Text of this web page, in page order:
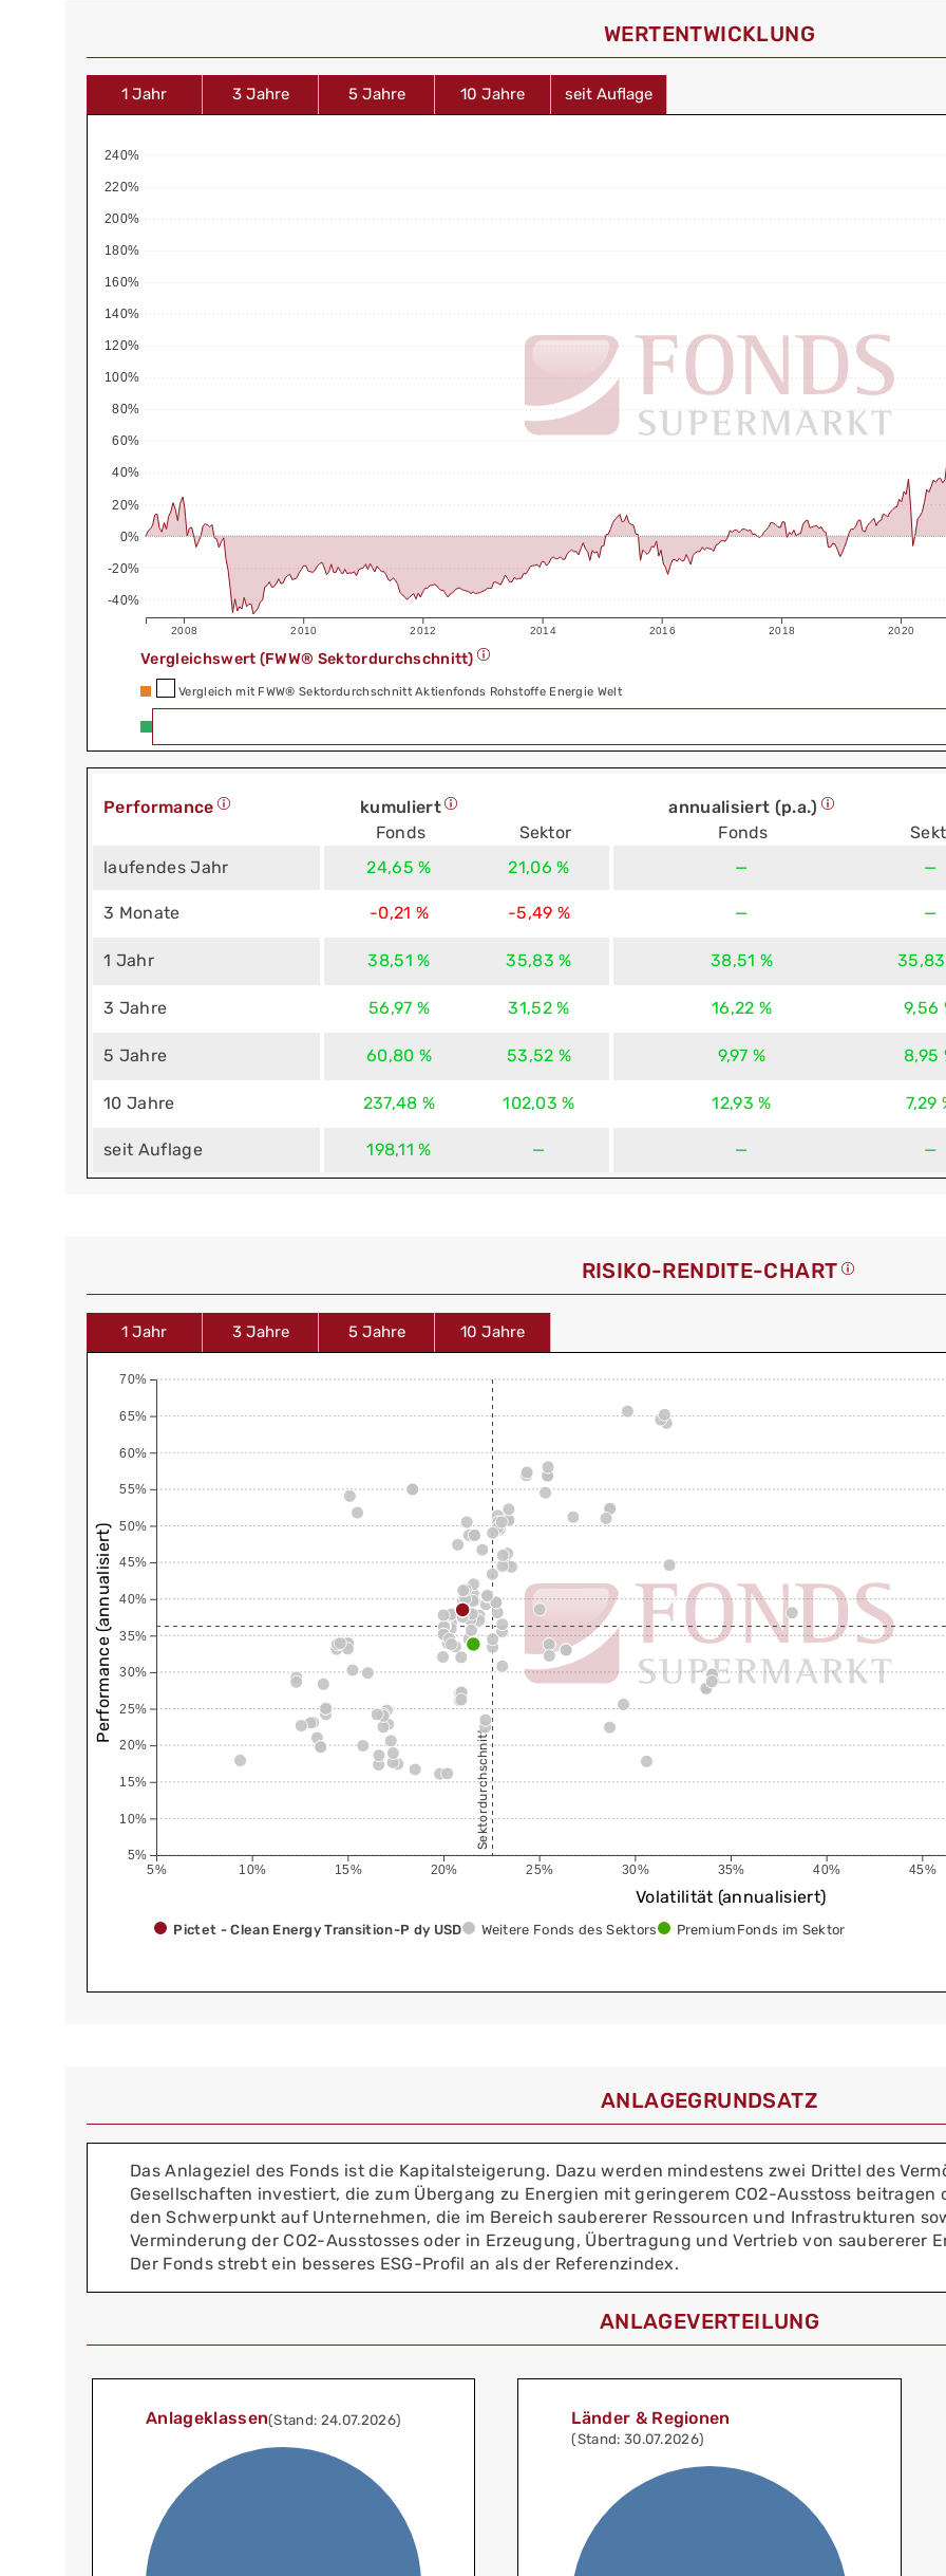
WERT­ENTWICKLUNG
1 Jahr 3 Jahre 5 Jahre 10 Jahre seit Auflage
2008 2010 2012 2014 2016 2018 2020
-40%
-20%
0%
20%
40%
60%
80%
100%
120%
140%
160%
180%
200%
220%
240%
Vergleichswert (FWW® Sektordurchschnitt)
Vergleich mit FWW® Sektordurchschnitt Aktienfonds Rohstoffe Energie Welt
Performance
kumuliert
Fonds
Sektor
annualisiert (p.a.)
Fonds
laufendes Jahr 24,65 % 21,06 % — —
3 Monate -0,21 % -5,49 % — —
1 Jahr 38,51 % 35,83 % 38,51 % 35,83
3 Jahre 56,97 % 31,52 % 16,22 % 9,56
5 Jahre 60,80 % 53,52 % 9,97 % 8,95
10 Jahre 237,48 % 102,03 % 12,93 % 7,29
seit Auflage 198,11 % — — —
RISIKO-RENDITE-CHART
1 Jahr 3 Jahre 5 Jahre 10 Jahre
5% 10% 15% 20% 25% 30% 35% 40% 45%
5%
10%
15%
20%
25%
30%
35%
40%
45%
50%
55%
60%
65%
70%
Sektordurchschnitt
Volatilität (annualisiert)
Performance (annualisiert)
Pictet - Clean Energy Transition-P dy USD Weitere Fonds des Sektors PremiumFonds im Sektor
ANLAGEGRUNDSATZ
Das Anlageziel des Fonds ist die Kapitalsteigerung. Dazu werden mindestens zwei Drittel des
Gesellschaften investiert, die zum Übergang zu Energien mit geringerem CO2-Ausstoss
den Schwerpunkt auf Unternehmen, die im Bereich saubererer Ressourcen und Infrastrukturen
Verminderung der CO2-Ausstosses oder in Erzeugung, Übertragung und Vertrieb von saubererer
Der Fonds strebt ein besseres ESG-Profil an als der Referenzindex.
ANLAGEVERTEILUNG
Anlageklassen(Stand: 24.07.2026) Länder & Regionen
(Stand: 30.07.2026)